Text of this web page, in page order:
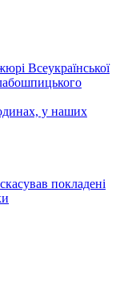
Всеукраїнської
у наших
покладені